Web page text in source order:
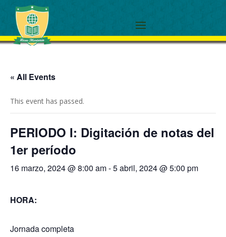
« All Events
This event has passed.
PERIODO I: Digitación de notas del
1er período
16 marzo, 2024 @ 8:00 am-5 abril, 2024 @ 5:00 pm
HORA:
Jornada completa